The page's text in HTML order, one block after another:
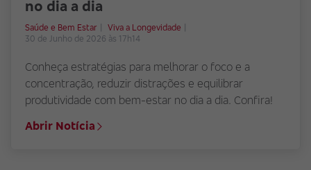
no dia a dia
Saúde e Bem Estar
Viva a Longevidade
30 de Junho de 2026 às 17h14
Conheça estratégias para melhorar o foco e a
concentração, reduzir distrações e equilibrar
produtividade com bem-estar no dia a dia. Confira!
Abrir Notícia